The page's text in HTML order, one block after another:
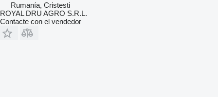
Rumanía, Cristesti
ROYAL DRU AGRO S.R.L.
Contacte con el vendedor